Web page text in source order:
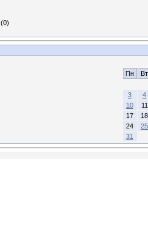
(0)
Пн Вт
3
4
10
11
17
18
24
25
31